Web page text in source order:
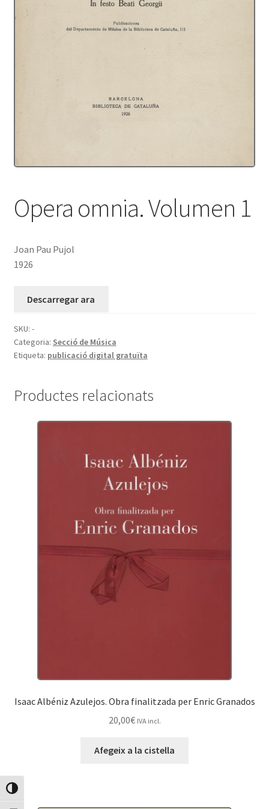
Canvia Alt Contrast
Protecció de dades
Opera omnia. Volumen 1
Joan Pau Pujol
1926
Descarregar ara
SKU: -
Categoria: Secció de Música
Etiqueta: publicació digital gratuïta
Productes relacionats
Isaac Albéniz Azulejos. Obra finalitzada per Enric Granados
20,00€ IVA incl.
Afegeix a la cistella